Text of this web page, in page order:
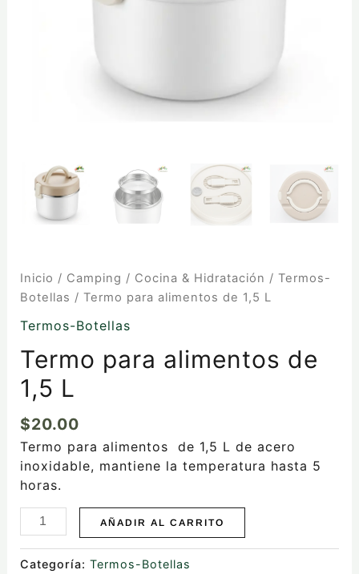
Inicio / Camping / Cocina & Hidratación / Termos-
Botellas / Termo para alimentos de 1,5 L
Termos-Botellas
Termo para alimentos de
1,5 L
$20.00
Termo para alimentos de 1,5 L de acero
inoxidable, mantiene la temperatura hasta 5
horas.
AÑADIR AL CARRITO
Categoría: Termos-Botellas